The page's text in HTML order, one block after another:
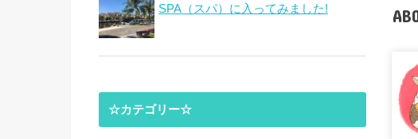
SPA（スパ）に入ってみました!
☆カテゴリー☆